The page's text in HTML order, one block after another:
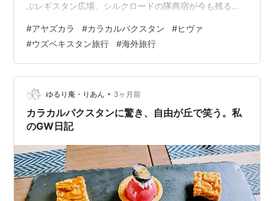
ぶレギスタン広場、シルクロードの隊商宿が今も残るブ
ラ。これだけでも十分すぎるほどの密度だ。 でも、ちょ
っと待ってほしい。 ヒヴァを最後の目的地として旅を締
めくくろうとしているなら、半日だけ、もう少し足を伸
ばしてみる価値がある。車で走ること1時間半ほど。そこ
には、サマルカンドともブハラとも全く異なる、もう一
枚のウズベキスタンが待っている。 砂漠の中に崩…
#アヤズカラ #カラカルパクスタン #ヒヴァ
#ウズベキスタン旅行 #海外旅行
ゆるり庵・りあん • 3ヶ月前
カラカルパクスタンに驚き、自由が丘で笑う。私
のGW日記